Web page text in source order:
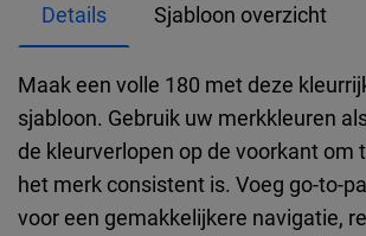
Details Sjabloon overzicht
Maak een volle 180 met deze
sjabloon. Gebruik uw merkkleuren
de kleurverlopen op de voorkant om
het merk consistent is. Voeg go-to-
voor een gemakkelijkere navigatie,